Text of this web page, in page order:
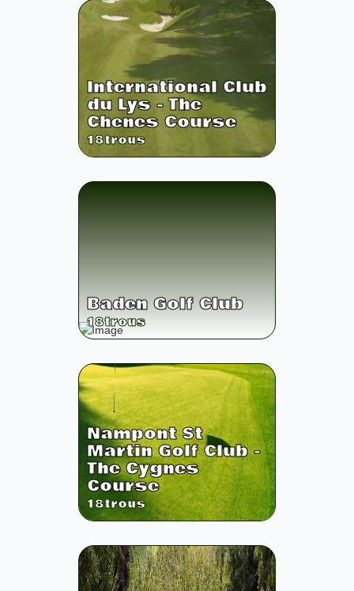
International Club
du Lys - The
Chenes Course
18trous
Baden Golf Club
18trous
Nampont St
Martin Golf Club -
The Cygnes
Course
18trous